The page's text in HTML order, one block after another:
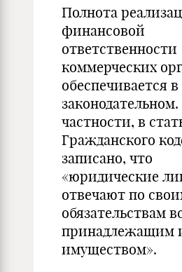
Полнота
финансовой
ответственности
коммерческих
обеспечивается в
частности, в
Гражданского
записано, что
«юридические
отвечают по
обязательствам
принадлежащим
имуществом».